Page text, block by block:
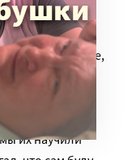
— да, сырые,
год назад
—
Украине они
их научили